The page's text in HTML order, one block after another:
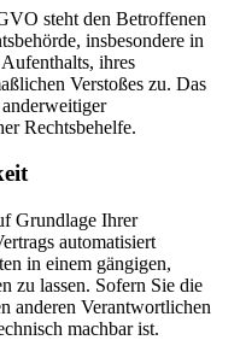
steht den Betroffenen
insbesondere in
ihres
Verstoßes zu. Das
Rechtsbehelfe.
Grundlage Ihrer
automatisiert
in einem gängigen,
zu lassen. Sofern Sie die
anderen Verantwortlichen
machbar ist.